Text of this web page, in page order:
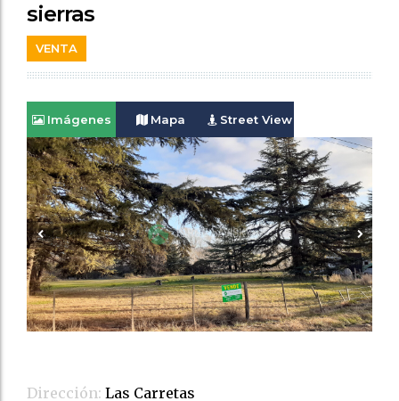
sierras
VENTA
Imágenes Mapa Street View
Dirección: Las Carretas